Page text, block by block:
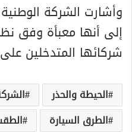
وأشارت الشركة
إلى أنها معبأة وفق
شركائها المتدخلين
الحيطة والحذر
الطرق السيارة